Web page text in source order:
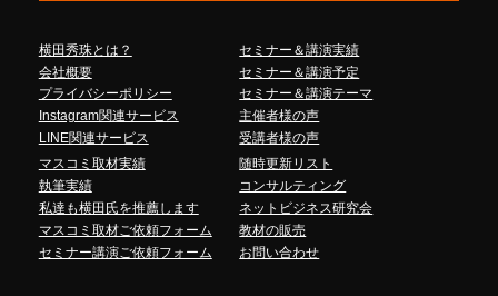
横田秀珠とは？
会社概要
プライバシーポリシー
Instagram関連サービス
LINE関連サービス
セミナー＆講演実績
セミナー＆講演予定
セミナー＆講演テーマ
主催者様の声
受講者様の声
マスコミ取材実績
執筆実績
私達も横田氏を推薦します
マスコミ取材ご依頼フォーム
セミナー講演ご依頼フォーム
随時更新リスト
コンサルティング
ネットビジネス研究会
教材の販売
お問い合わせ